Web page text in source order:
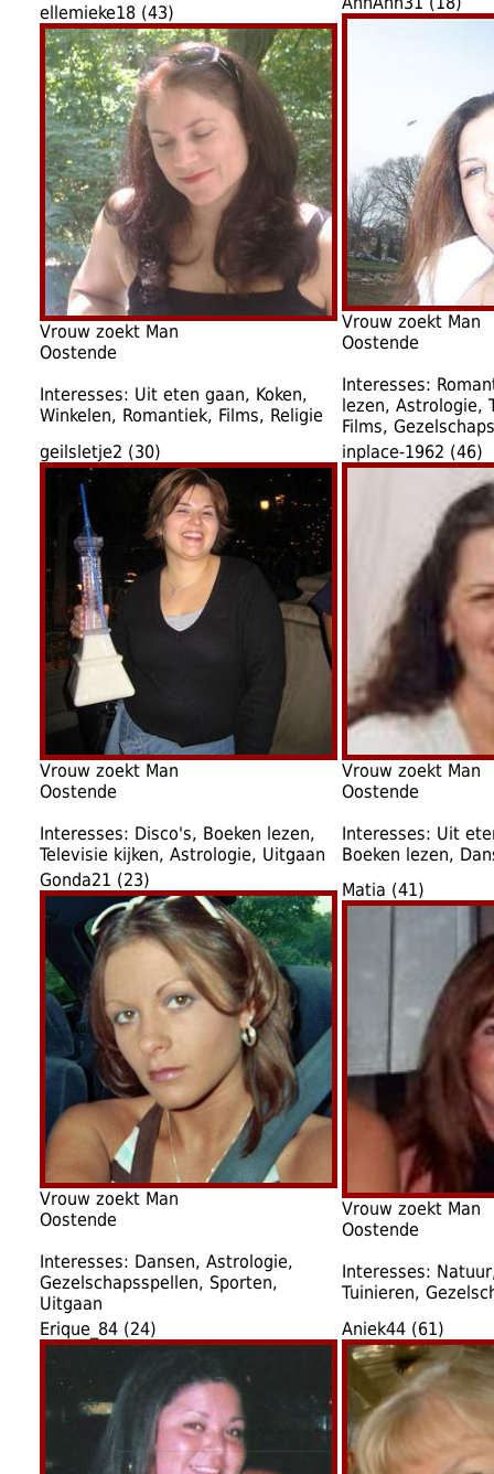
ellemieke18 (43)
Vrouw zoekt Man
Oostende
Interesses: Uit eten gaan, Koken,
Winkelen, Romantiek, Films, Religie
Vrouw zoekt Man
Oostende
Interesses:
lezen, Astrologie,
Films,
geilsletje2 (30)
Vrouw zoekt Man
Oostende
Interesses: Disco's, Boeken lezen,
Televisie kijken, Astrologie, Uitgaan
inplace-1962 (46)
Vrouw zoekt Man
Oostende
Interesses: Uit
Boeken lezen,
Gonda21 (23)
Vrouw zoekt Man
Oostende
Interesses: Dansen, Astrologie,
Gezelschapsspellen, Sporten,
Uitgaan
Matia (41)
Vrouw zoekt Man
Oostende
Interesses:
Tuinieren,
Erique_84 (24)
Aniek44 (61)